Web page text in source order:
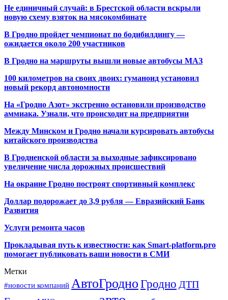
Не единичный случай: в Брестской области вскрыли
новую схему взяток на мясокомбинате
В Гродно пройдет чемпионат по бодибилдингу —
ожидается около 200 участников
В Гродно на маршруты вышли новые автобусы МАЗ
100 километров на своих двоих: гуманоид установил
новый рекорд автономности
На «Гродно Азот» экстренно остановили производство
аммиака. Узнали, что происходит на предприятии
Между Минском и Гродно начали курсировать автобусы
китайского производства
В Гродненской области за выходные зафиксировано
увеличение числа дорожных происшествий
На окраине Гродно построят спортивный комплекс
Доллар подорожает до 3,9 рубля — Евразийский Банк
Развития
Услуги ремонта часов
Прокладывая путь к известности: как Smart-platform.pro
помогает публиковать ваши новости в СМИ
Метки
#новости компаний АвтоГродноГродно ДТП